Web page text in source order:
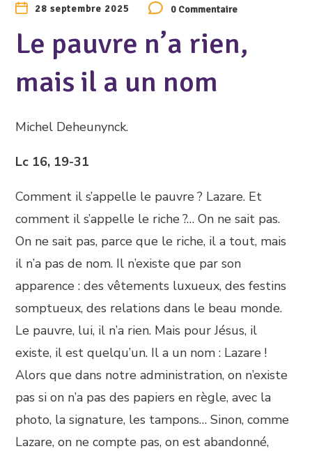
28 septembre 2025
0 Commentaire
Le pauvre n’a rien,
mais il a un nom
Michel Deheunynck.
Lc 16, 19-31
Comment il s’appelle le pauvre ? Lazare. Et
comment il s’appelle le riche ?… On ne sait pas.
On ne sait pas, parce que le riche, il a tout, mais
il n’a pas de nom. Il n’existe que par son
apparence : des vêtements luxueux, des festins
somptueux, des relations dans le beau monde.
Le pauvre, lui, il n’a rien. Mais pour Jésus, il
existe, il est quelqu’un. Il a un nom : Lazare !
Alors que dans notre administration, on n’existe
pas si on n’a pas des papiers en règle, avec la
photo, la signature, les tampons… Sinon, comme
Lazare, on ne compte pas, on est abandonné,